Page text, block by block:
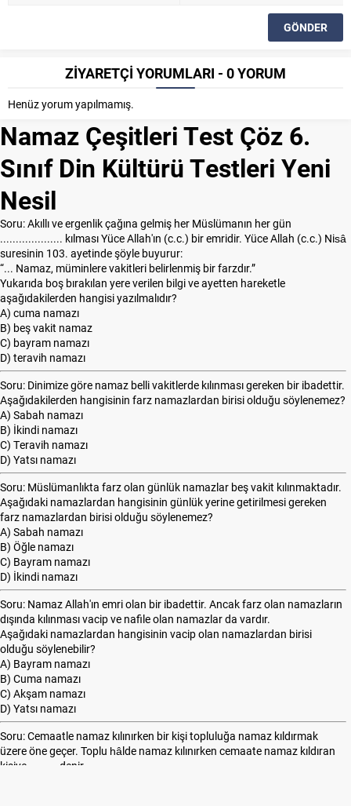
ZİYARETÇİ YORUMLARI - 0 YORUM
Henüz yorum yapılmamış.
Namaz Çeşitleri Test Çöz 6.
Sınıf Din Kültürü Testleri Yeni
Nesil
Soru: Akıllı ve ergenlik çağına gelmiş her Müslümanın her gün
.................... kılması Yüce Allah'ın (c.c.) bir emridir. Yüce Allah (c.c.) Nisâ
suresinin 103. ayetinde şöyle buyurur:
“... Namaz, müminlere vakitleri belirlenmiş bir farzdır.”
Yukarıda boş bırakılan yere verilen bilgi ve ayetten hareketle
aşağıdakilerden hangisi yazılmalıdır?
A) cuma namazı
B) beş vakit namaz
C) bayram namazı
D) teravih namazı
Soru: Dinimize göre namaz belli vakitlerde kılınması gereken bir ibadettir.
Aşağıdakilerden hangisinin farz namazlardan birisi olduğu söylenemez?
A) Sabah namazı
B) İkindi namazı
C) Teravih namazı
D) Yatsı namazı
Soru: Müslümanlıkta farz olan günlük namazlar beş vakit kılınmaktadır.
Aşağıdaki namazlardan hangisinin günlük yerine getirilmesi gereken
farz namazlardan birisi olduğu söylenemez?
A) Sabah namazı
B) Öğle namazı
C) Bayram namazı
D) İkindi namazı
Soru: Namaz Allah'ın emri olan bir ibadettir. Ancak farz olan namazların
dışında kılınması vacip ve nafile olan namazlar da vardır.
Aşağıdaki namazlardan hangisinin vacip olan namazlardan birisi
olduğu söylenebilir?
A) Bayram namazı
B) Cuma namazı
C) Akşam namazı
D) Yatsı namazı
Soru: Cemaatle namaz kılınırken bir kişi topluluğa namaz kıldırmak
üzere öne geçer. Toplu hâlde namaz kılınırken cemaate namaz kıldıran
kişiye ......... denir.